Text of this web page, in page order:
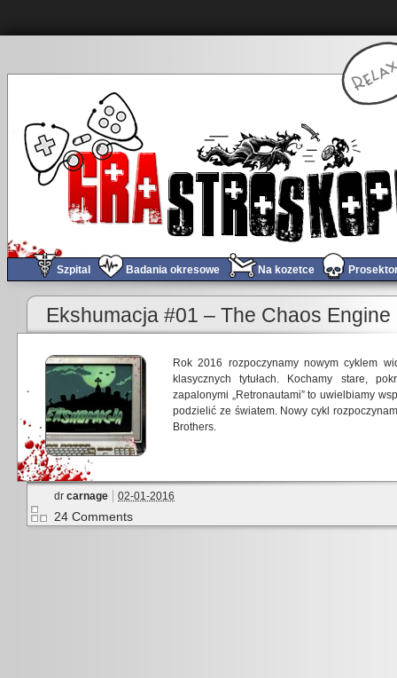
Szpital Badania okresowe Na kozetce
Ekshumacja #01 – The Chaos Engine
Rok 2016 rozpoczynamy nowym cyklem
klasycznych tytułach. Kochamy stare,
zapalonymi „Retronautami” to uwielbiamy
podzielić ze światem. Nowy cykl
Brothers.
dr carnage 02-01-2016
24 Comments